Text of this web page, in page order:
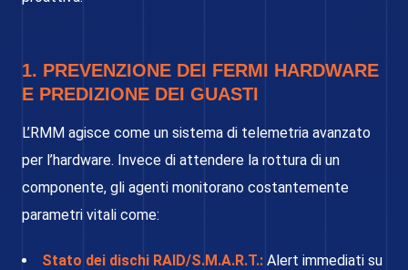
1. PREVENZIONE DEI FERMI HARDWARE
E PREDIZIONE DEI GUASTI
L’RMM agisce come un sistema di telemetria avanzato
per l’hardware. Invece di attendere la rottura di un
componente, gli agenti monitorano costantemente
parametri vitali come:
Stato dei dischi RAID/S.M.A.R.T.: Alert immediati su